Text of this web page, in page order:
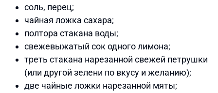
соль, перец;
чайная ложка сахара;
полтора стакана воды;
свежевыжатый сок одного лимона;
треть стакана нарезанной свежей петрушки
(или другой зелени по вкусу и желанию);
две чайные ложки нарезанной мяты;